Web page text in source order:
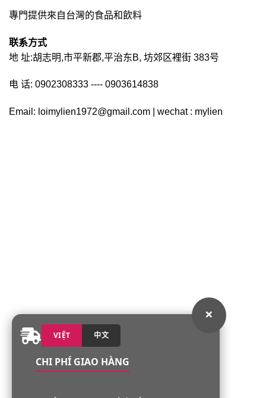
×
VIỆT 中文
CHI PHÍ GIAO HÀNG
專門提供來自台灣的食品和飲料
联系方式
地 址:胡志明,市平新郡,平治东B, 坊郊区裡街 383号
电 话: 0902308333 ---- 0903614838
Email: loimylien1972@gmail.com | wechat : mylien